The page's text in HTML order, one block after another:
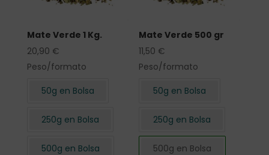
Mate Verde 1 Kg.
20,90 €
Peso/formato
50g en Bolsa
250g en Bolsa
500g en Bolsa
Mate Verde 500 gr
11,50 €
Peso/formato
50g en Bolsa
250g en Bolsa
500g en Bolsa